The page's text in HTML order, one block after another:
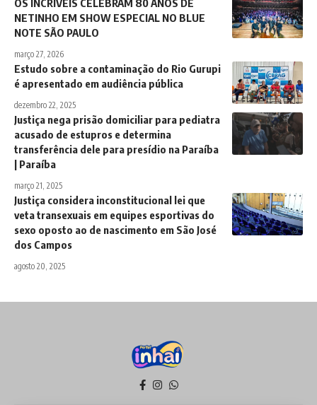
OS INCRÍVEIS CELEBRAM 80 ANOS DE
NETINHO EM SHOW ESPECIAL NO BLUE
NOTE SÃO PAULO
março 27, 2026
Estudo sobre a contaminação do Rio Gurupi
é apresentado em audiência pública
dezembro 22, 2025
Justiça nega prisão domiciliar para pediatra
acusado de estupros e determina
transferência dele para presídio na Paraíba
| Paraíba
março 21, 2025
Justiça considera inconstitucional lei que
veta transexuais em equipes esportivas do
sexo oposto ao de nascimento em São José
dos Campos
agosto 20, 2025